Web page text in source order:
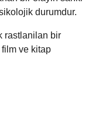
durumdur.
rastlanilan bir
ve kitap